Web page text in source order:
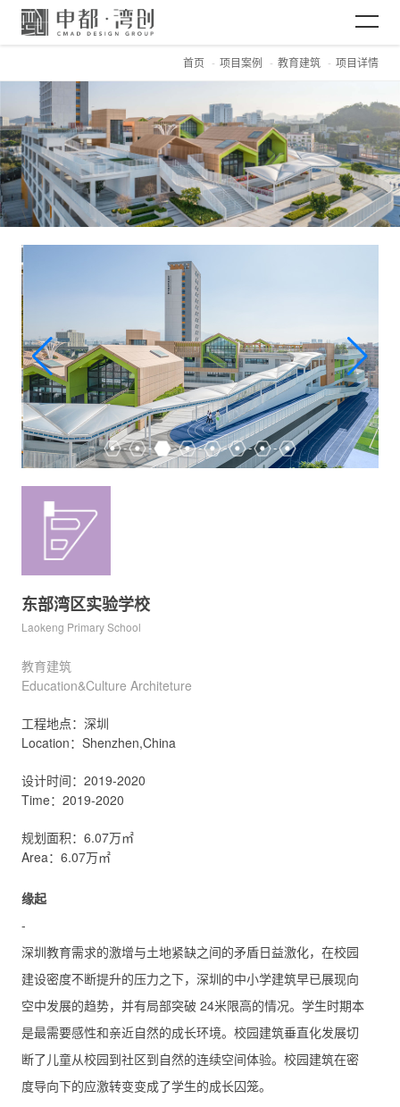
网站首页
关于CMAD
项目案例
新闻资讯
加入CMAD
首页 项目案例 教育建筑 项目详情
东部湾区实验学校
Laokeng Primary School
教育建筑
Education&Culture Architeture
工程地点：深圳
Location：Shenzhen,China
设计时间：2019-2020
Time：2019-2020
规划面积：6.07万㎡
Area：6.07万㎡
缘起
-
深圳教育需求的激增与土地紧缺之间的矛盾日益激化，在校园
建设密度不断提升的压力之下，深圳的中小学建筑早已展现向
空中发展的趋势，并有局部突破 24米限高的情况。学生时期本
是最需要感性和亲近自然的成长环境。校园建筑垂直化发展切
断了儿童从校园到社区到自然的连续空间体验。校园建筑在密
度导向下的应激转变变成了学生的成长囚笼。